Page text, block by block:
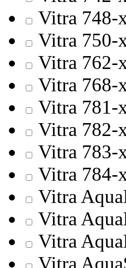
Vitra 748-
Vitra 750-
Vitra 762-
Vitra 768-
Vitra 781-
Vitra 782-
Vitra 783-
Vitra 784-
Vitra
Vitra
Vitra
Vitra